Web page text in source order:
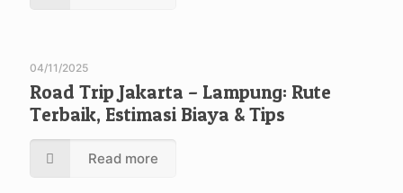
04/11/2025
Road Trip Jakarta – Lampung: Rute
Terbaik, Estimasi Biaya & Tips
Read more